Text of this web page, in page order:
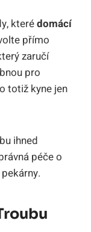
kterédomácí
přímo
zaručí
pro
totiž kyne jen
ihned
péče o